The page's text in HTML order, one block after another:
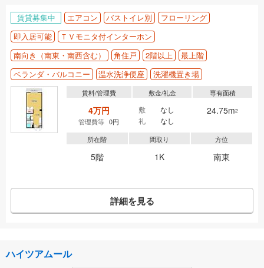
賃貸募集中 エアコン バストイレ別
フローリング
即入居可能
ＴＶモニタ付インターホン
南向き（南東・南西含む）
角住戸 2階以上
最上階
ベランダ・バルコニー
温水洗浄便座 洗濯機置き場
賃料/管理費
4万円
管理費等 0円
敷金/礼金
敷
なし
礼
なし
専有面積
24.75m2
所在階
5階
間取り
1K
方位
南東
詳細を見る
ハイツアムール